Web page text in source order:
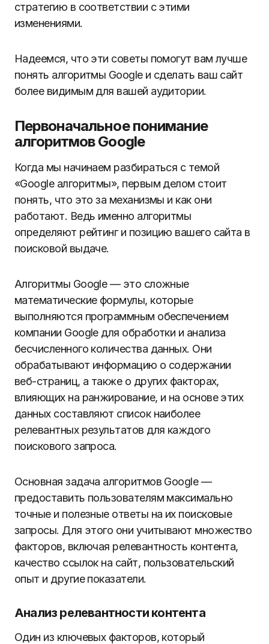
стратегию в соответствии с этими
изменениями.
Надеемся, что эти советы помогут вам лучше
понять алгоритмы Google и сделать ваш сайт
более видимым для вашей аудитории.
Первоначальное понимание
алгоритмов Google
Когда мы начинаем разбираться с темой
«Google алгоритмы», первым делом стоит
понять, что это за механизмы и как они
работают. Ведь именно алгоритмы
определяют рейтинг и позицию вашего сайта в
поисковой выдаче.
Алгоритмы Google — это сложные
математические формулы, которые
выполняются программным обеспечением
компании Google для обработки и анализа
бесчисленного количества данных. Они
обрабатывают информацию о содержании
веб-страниц, а также о других факторах,
влияющих на ранжирование, и на основе этих
данных составляют список наиболее
релевантных результатов для каждого
поискового запроса.
Основная задача алгоритмов Google —
предоставить пользователям максимально
точные и полезные ответы на их поисковые
запросы. Для этого они учитывают множество
факторов, включая релевантность контента,
качество ссылок на сайт, пользовательский
опыт и другие показатели.
Анализ релевантности контента
Один из ключевых факторов, который